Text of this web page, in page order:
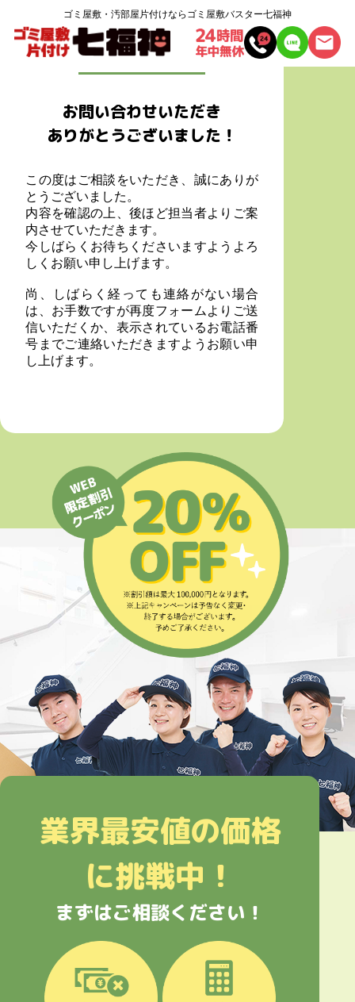
ゴミ屋敷・汚部屋片付けならゴミ屋敷バスター七福神
送信完了
お問い合わせいただき
ありがとうございました！
この度はご相談をいただき、誠にありが
とうございました。
内容を確認の上、後ほど担当者よりご案
内させていただきます。
今しばらくお待ちくださいますようよろ
しくお願い申し上げます。
尚、しばらく経っても連絡がない場合
は、お手数ですが再度フォームよりご送
信いただくか、表示されているお電話番
号までご連絡いただきますようお願い申
し上げます。
業界最安値の価格
に挑戦中！
まずはご相談ください！